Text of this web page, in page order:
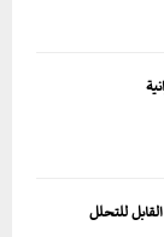
للتحلل